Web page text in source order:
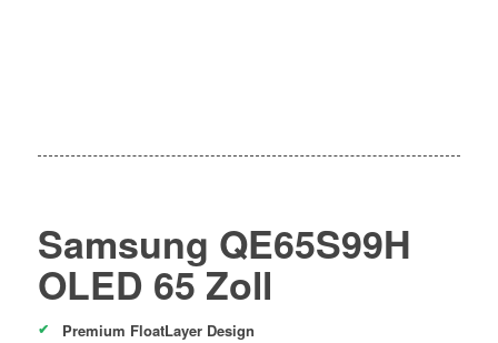
Samsung QE65S99H
OLED 65 Zoll
Premium FloatLayer Design